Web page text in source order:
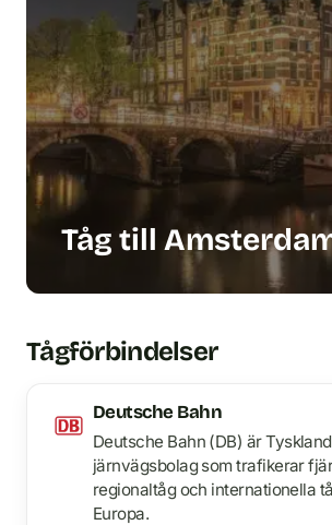
Tåg till
Tågförbindelser
Deutsche Bahn
Deutsche Bahn (DB) är
järnvägsbolag som trafikerar
regionaltåg och internationella
Europa.